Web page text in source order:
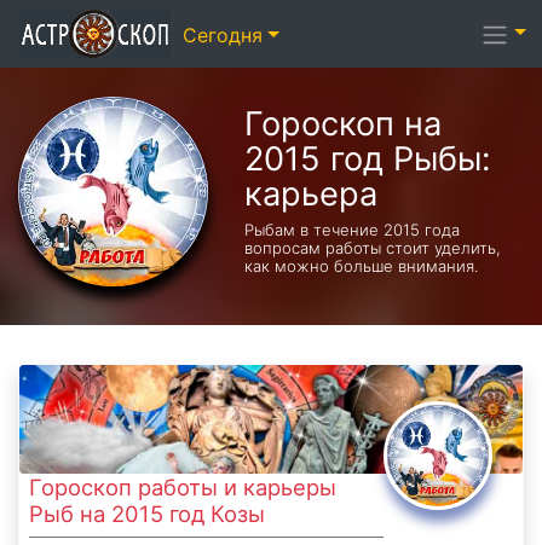
Гороскоп на
2015 год Рыбы:
карьера
Рыбам в течение 2015 года
вопросам работы стоит уделить,
как можно больше внимания.
Гороскоп работы и карьеры
Рыб на 2015 год Козы
Сегодня